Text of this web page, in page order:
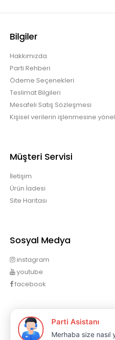
Bilgiler
Hakkımızda
Parti Rehberi
Ödeme Seçenekleri
Teslimat Bilgileri
Mesafeli Satış Sözleşmesi
Kişisel verilerin işlenmesine
Müşteri Servisi
İletişim
Ürün İadesi
Site Haritası
Sosyal Medya
instagram
youtube
facebook
Profilim